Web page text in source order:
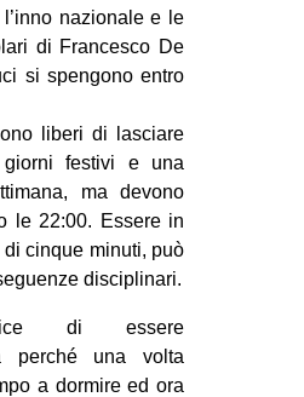
nazionale e le
di Francesco De
si spengono entro
liberi di lasciare
giorni festivi e una
ma devono
le 22:00. Essere in
di cinque minuti, può
disciplinari.
di essere
perché una volta
a dormire ed ora